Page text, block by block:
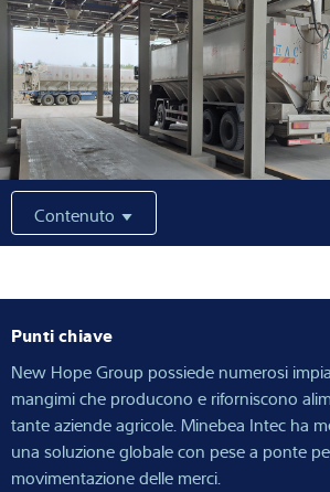
Assistenza tecnica
Soluzioni industriali
Competenza e conoscenza
Chi siamo
Ricerca dei prodotti
Contenuto
Punti chiave
New Hope Group possiede numerosi
mangimi che producono e riforniscono
tante aziende agricole. Minebea Intec ha
una soluzione globale con pese a ponte
movimentazione delle merci.